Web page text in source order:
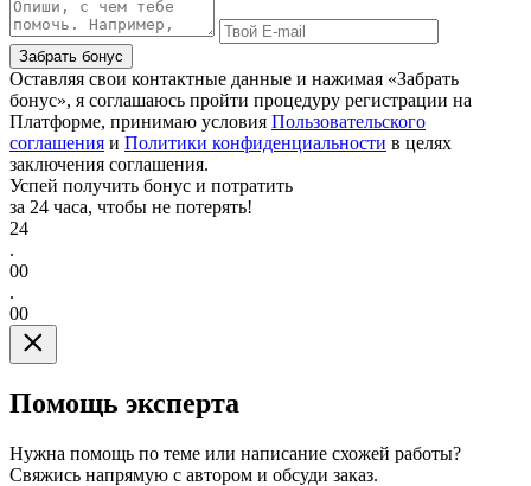
Забрать бонус
Оставляя свои контактные данные и нажимая «Забрать
бонус», я соглашаюсь пройти процедуру регистрации на
Платформе, принимаю условия Пользовательского
соглашения и Политики конфиденциальности в целях
заключения соглашения.
Успей получить бонус и потратить
за 24 часа, чтобы не потерять!
24
.
00
.
00
Помощь эксперта
Нужна помощь по теме или написание схожей работы?
Свяжись напрямую с автором и обсуди заказ.